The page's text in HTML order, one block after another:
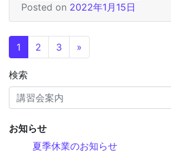
Posted on 2022年1月15日
投稿ナビゲーション
1 2 3 »
検索
お知らせ
夏季休業のお知らせ